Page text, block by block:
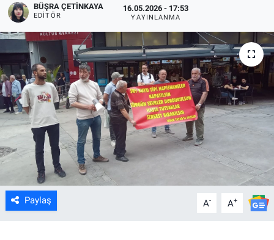
BÜŞRA ÇETINKAYA
EDITÖR
16.05.2026 - 17:53
YAYINLANMA
Paylaş A- A+